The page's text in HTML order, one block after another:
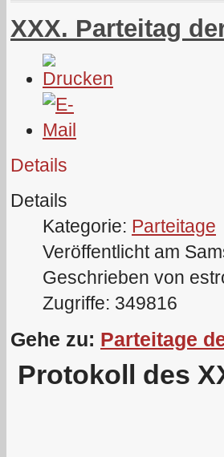
XXX. Parteitag
Details
Details
Kategorie: Parteitage
Veröffentlicht am
Geschrieben von
Zugriffe: 349816
Gehe zu: Parteitage
Protokoll des